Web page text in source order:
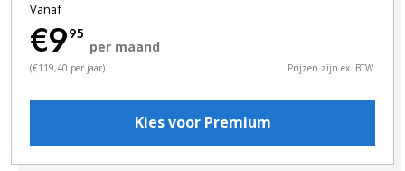
Vanaf
€995
per maand
(€119,40 per jaar) Prijzen zijn ex. BTW
Kies voor Premium